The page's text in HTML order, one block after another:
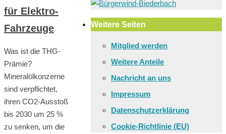
für Elektro-
Fahrzeuge
Was ist die THG-
Prämie?
Mineralölkonzerne
sind verpflichtet,
ihren CO2-Ausstoß
bis 2030 um 25 %
zu senken, um die
Weitere Seiten
Mitglied werden
Weitere Anteile
Nachricht an uns
Impressum
Datenschutzerklärung
Cookie-Richtlinie (EU)